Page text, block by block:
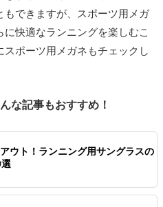
もできますが、スポーツ用メガ
快適なランニングを楽しむこ
ポーツ用メガネもチェックし
な記事もおすすめ！
ウト！ランニング用サングラスの